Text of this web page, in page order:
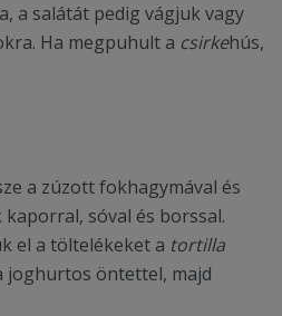
a salátát pedig vágjuk vagy
Ha megpuhult a csirkehús,
a zúzott fokhagymával és
sóval és borssal.
el a töltelékeket a tortilla
joghurtos öntettel, majd